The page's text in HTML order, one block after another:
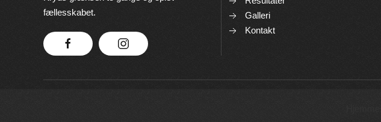
fællesskabet.
Galleri
Kontakt